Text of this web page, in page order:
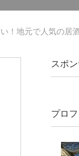
！地元で人気の居
スポ
プロ